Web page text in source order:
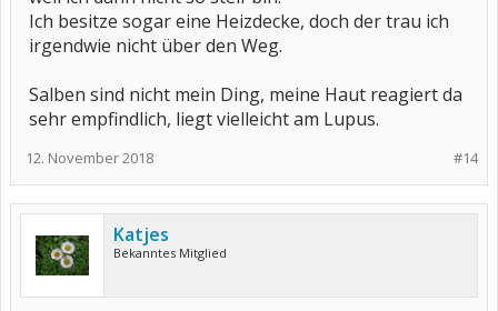
Ich besitze sogar eine Heizdecke, doch der trau ich
irgendwie nicht über den Weg.
Salben sind nicht mein Ding, meine Haut reagiert da
sehr empfindlich, liegt vielleicht am Lupus.
#14
12. November 2018
Katjes
Bekanntes Mitglied